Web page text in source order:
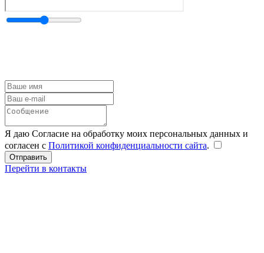
Я даю Согласие на обработку моих персональных данных и
согласен с Политикой конфиденциальности сайта.
Перейти в контакты